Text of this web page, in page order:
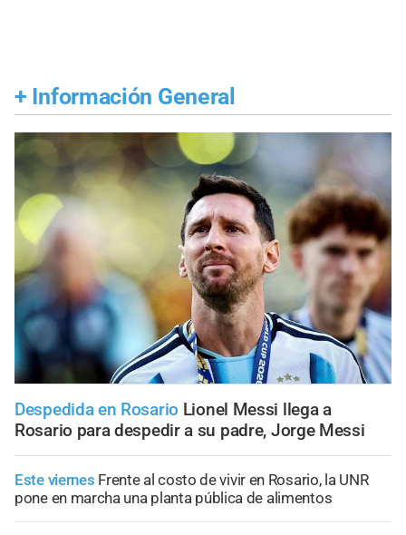
+ Información General
Despedida en Rosario Lionel Messi llega a
Rosario para despedir a su padre, Jorge Messi
Este viernes Frente al costo de vivir en Rosario, la UNR
pone en marcha una planta pública de alimentos